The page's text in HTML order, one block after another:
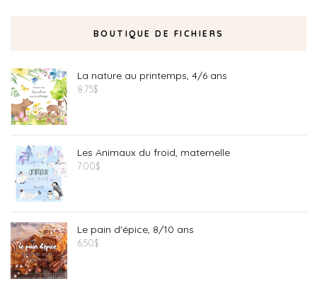
BOUTIQUE DE FICHIERS
La nature au printemps, 4/6 ans
8.75$
Les Animaux du froid, maternelle
7.00$
Le pain d'épice, 8/10 ans
6.50$